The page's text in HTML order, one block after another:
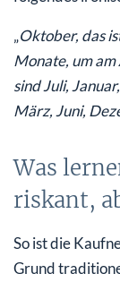
„Oktober, das
Monate, um
sind Juli,
März, Juni,
Was
riskant,
So ist die
Grund